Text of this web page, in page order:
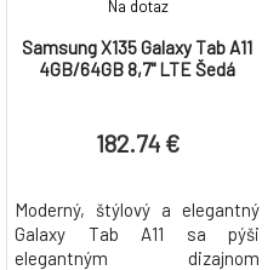
Samsung X135 Galaxy Tab A11
4GB/64GB 8,7" LTE Šedá
Na dotaz
182.74 €
Moderný, štýlový a elegantný
Galaxy Tab A11 sa pýši
elegantným dizajnom